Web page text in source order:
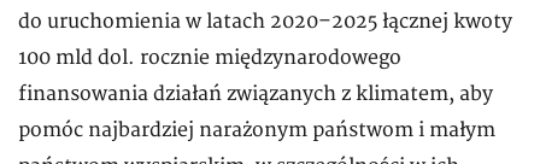
do uruchomienia w latach 2020–2025 łącznej kwoty
100 mld dol. rocznie międzynarodowego
finansowania działań związanych z klimatem, aby
pomóc najbardziej narażonym państwom i małym